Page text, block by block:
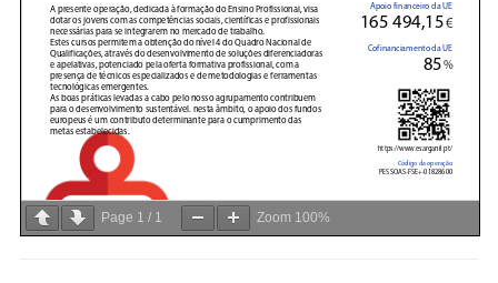
Page 1 / 1 Zoom 100%